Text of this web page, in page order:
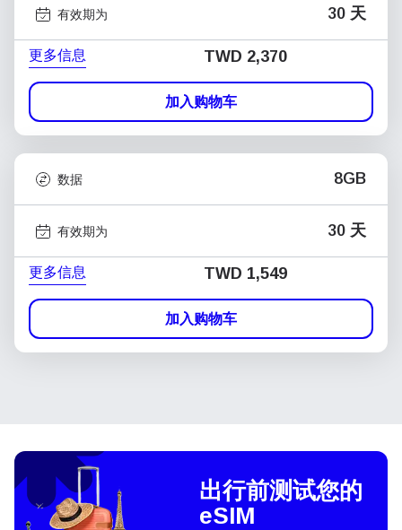
有效期为 30 天
更多信息 TWD 2,370
加入购物车
数据 8GB
有效期为 30 天
更多信息 TWD 1,549
加入购物车
出行前测试您的
eSIM